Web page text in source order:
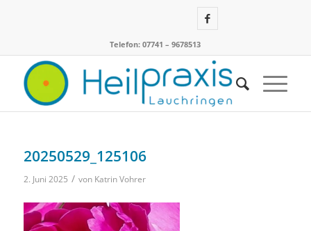
Telefon: 07741 – 9678513
20250529_125106
2. Juni 2025 / von Katrin Vohrer